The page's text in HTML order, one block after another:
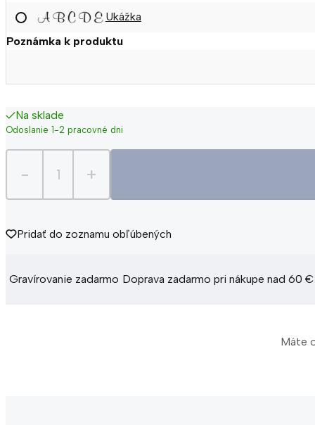
Ukážka
Poznámka k produktu
Na sklade
Odoslanie 1-2 pracovné dni
- +
Pridať do zoznamu obľúbených
Gravírovanie zadarmo Doprava zadarmo pri nákupe nad 60 €
Máte